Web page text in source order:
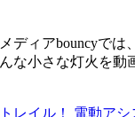
ディアbouncyでは
な小さな灯火を動